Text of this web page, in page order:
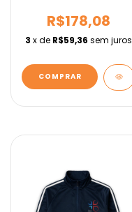
R$178,08
3 x de R$59,36 sem juros
COMPRAR